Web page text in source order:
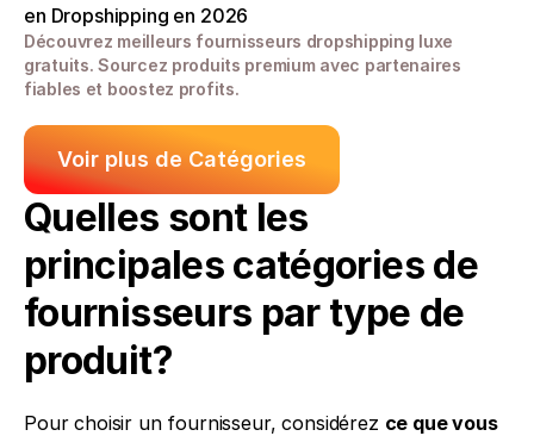
en Dropshipping en 2026
Découvrez meilleurs fournisseurs dropshipping luxe
gratuits. Sourcez produits premium avec partenaires
fiables et boostez profits.
Voir plus de Catégories
Quelles sont les
principales catégories de
fournisseurs par type de
produit?
Pour choisir un fournisseur, considérez ce que vous